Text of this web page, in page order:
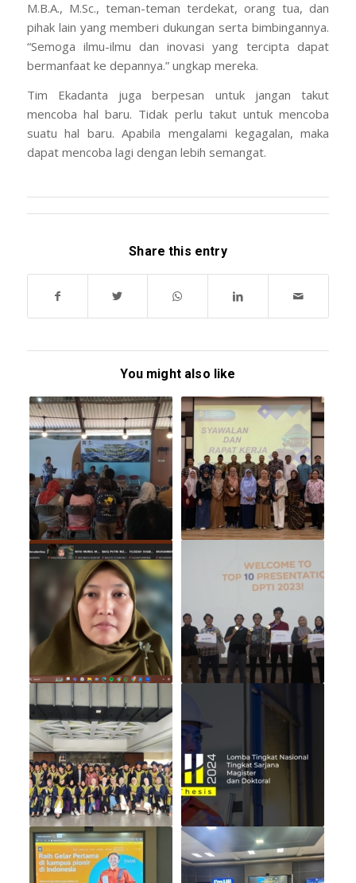
M.B.A., M.Sc., teman-teman terdekat, orang tua, dan
pihak lain yang memberi dukungan serta bimbingannya.
“Semoga ilmu-ilmu dan inovasi yang tercipta dapat
bermanfaat ke depannya.” ungkap mereka.
Tim Ekadanta juga berpesan untuk jangan takut
mencoba hal baru. Tidak perlu takut untuk mencoba
suatu hal baru. Apabila mengalami kegagalan, maka
dapat mencoba lagi dengan lebih semangat.
Share this entry
You might also like